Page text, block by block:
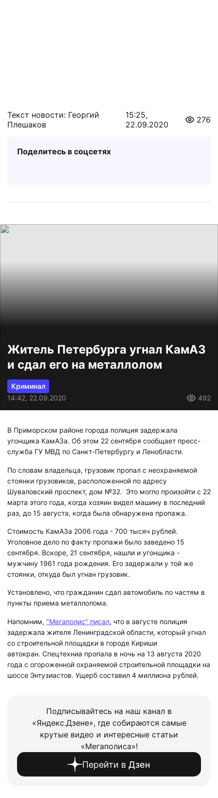
Текст новости: Георгий
Плешаков
15:25,
22.09.2020
276
Поделитесь в соцсетях
Житель Петербурга угнал КамАЗ
и сдал его на металлолом
Криминал
14:42, 22.09.2020
492
В Приморском районе города полиция задержала
угонщика КамАЗа. Об этом 22 сентября сообщает пресс-
служба ГУ МВД по Санкт-Петербургу и Ленобласти.
По словам владельца, грузовик пропал с неохраняемой
стоянки грузовиков, расположенной по адресу
Шуваловский проспект, дом №32. Это могло произойти с 22
марта этого года, когда хозяин видел машину в последний
раз, до 15 августа, когда была обнаружена пропажа.
Стоимость КамАЗа 2006 года - 700 тысяч рублей.
Уголовное дело по факту пропажи было заведено 15
сентября. Вскоре, 21 сентября, нашли и угонщика -
мужчину 1961 года рождения. Его задержали у той же
стоянки, откуда был угнан грузовик.
Установлено, что гражданин сдал автомобиль по частям в
пункты приема металлолома.
Напомним, "Мегаполис" писал, что в августе полиция
задержала жителя Ленинградской области, который угнал
со строительной площадки в городе Кириши
автокран. Спецтехниа пропала в ночь на 13 августа 2020
года с огороженной охраняемой строительной площадки на
шоссе Энтузиастов. Ущерб составил 4 миллиона рублей.
Подписывайтесь на наш канал в
«Яндекс.Дзене», где собираются самые
крутые видео и интересные статьи
«Мегаполиса»!
Перейти в Дзен